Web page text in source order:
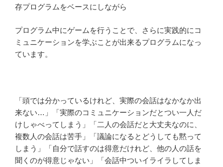
存プログラムをベースにしながら
プログラム中にゲームを行うことで、さらに実践的にコ
ミュニケーションを学ぶことが出来るプログラムになっ
ています。
「頭では分かっているけれど、実際の会話はなかなか出
来ない…」「実際のコミュニケーションだとつい一人だ
けしゃべってしまう」「二人の会話だと大丈夫なのに、
複数人の会話は苦手」「議論になるとどうしても黙って
しまう」「自分で話すのは得意だけれど、他の人の話を
聞くのが得意じゃない」「会話中ついイライラしてしま